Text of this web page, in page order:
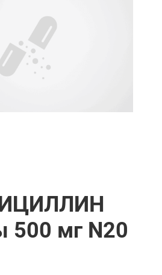
500 мг N20